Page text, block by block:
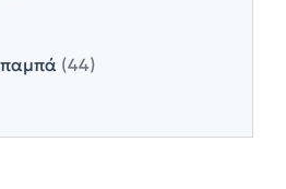
(44)